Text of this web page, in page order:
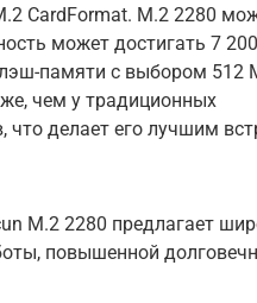
CardFormat. M.2 2280
может достигать 7
памяти с выбором 512
чем у традиционных
что делает его лучшим
M.2 2280 предлагает
повышенной